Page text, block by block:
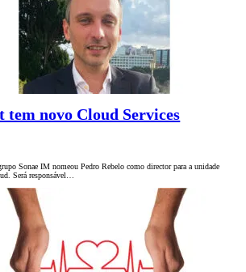
tem novo Cloud Services
Sonae IM nomeou Pedro Rebelo como director para a unidade
Será responsável…